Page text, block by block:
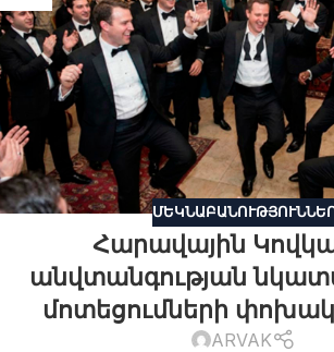
Հարավային
անվտանգության
մոտեցումների
ARVAK